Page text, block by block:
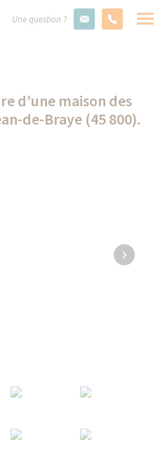
Une question ?
d’une maison des
de-Braye (45 800).